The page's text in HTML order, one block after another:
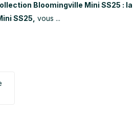
Bloomingville Mini SS25 :
SS25, vous ...